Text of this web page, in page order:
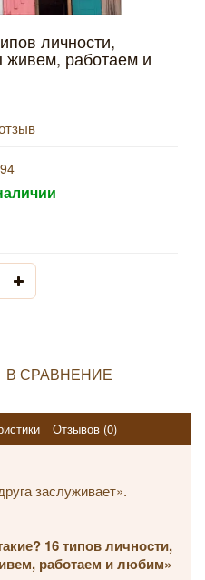
личности,
работаем и
В СРАВНЕНИЕ
Отзывов (0)
заслуживает».
16 типов личности,
работаем и любим»